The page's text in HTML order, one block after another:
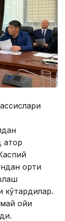
ортиқ
кўтардилар.
ойи